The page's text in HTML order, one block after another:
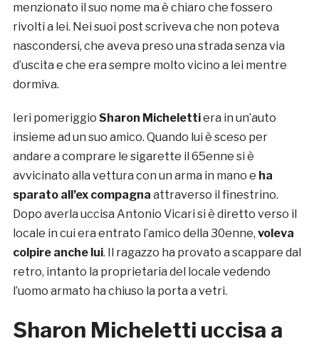
menzionato il suo nome ma è chiaro che fossero
rivolti a lei. Nei suoi post scriveva che non poteva
nascondersi, che aveva preso una strada senza via
d’uscita e che era sempre molto vicino a lei mentre
dormiva.
Ieri pomeriggio Sharon Michelettiera in un’auto
insieme ad un suo amico. Quando lui è sceso per
andare a comprare le sigarette il 65enne si è
avvicinato alla vettura con un arma in mano e ha
sparato all’ex compagna attraverso il finestrino.
Dopo averla uccisa Antonio Vicari si è diretto verso il
locale in cui era entrato l’amico della 30enne, voleva
colpire anche lui. Il ragazzo ha provato a scappare dal
retro, intanto la proprietaria del locale vedendo
l’uomo armato ha chiuso la porta a vetri.
Sharon Micheletti uccisa a